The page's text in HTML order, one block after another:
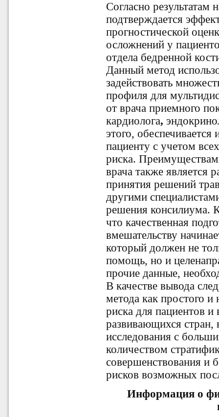
Согласно результатам
подтверждается
прогностической
осложнений у
отдела бедренной
Данный метод
задействовать
профиля для
от врача приемного
кардиолога,
этого,
пациенту с учетом
риска.
врача также является
принятия решений
другими
решения консилиума.
что качественная
вмешательству
который должен не
помощь, но и
прочие данные,
В качестве вывода
метода как простого и
риска для пациентов
развивающихся
исследования с
количеством
совершенствования и
рисков возможных
Информация о